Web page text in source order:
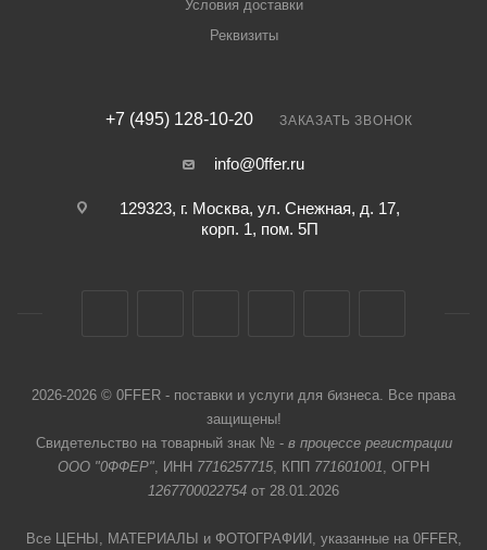
Условия доставки
Реквизиты
+7 (495) 128-10-20 ЗАКАЗАТЬ ЗВОНОК
info@0ffer.ru
129323, г. Москва, ул. Снежная, д. 17,
корп. 1, пом. 5П
2026-2026 © 0FFER - поставки и услуги для бизнеса. Все права
защищены!
Свидетельство на товарный знак № - в процессе регистрации
ООО "0ФФЕР", ИНН 7716257715, КПП 771601001, ОГРН
1267700022754 от 28.01.2026
Все ЦЕНЫ, МАТЕРИАЛЫ и ФОТОГРАФИИ, указанные на 0FFER,